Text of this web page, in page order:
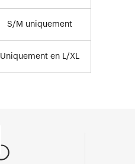
S/M uniquement
Uniquement en L/XL